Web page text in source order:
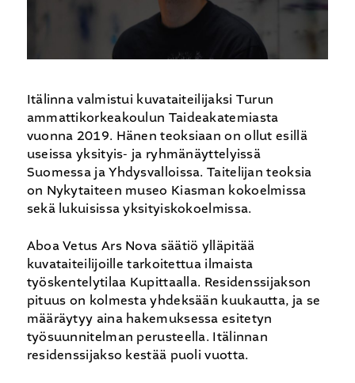
Itälinna valmistui kuvataiteilijaksi Turun
ammattikorkeakoulun Taideakatemiasta
vuonna 2019. Hänen teoksiaan on ollut esillä
useissa yksityis- ja ryhmänäyttelyissä
Suomessa ja Yhdysvalloissa. Taitelijan teoksia
on Nykytaiteen museo Kiasman kokoelmissa
sekä lukuisissa yksityiskokoelmissa.
Aboa Vetus Ars Nova säätiö ylläpitää
kuvataiteilijoille tarkoitettua ilmaista
työskentelytilaa Kupittaalla. Residenssijakson
pituus on kolmesta yhdeksään kuukautta, ja se
määräytyy aina hakemuksessa esitetyn
työsuunnitelman perusteella. Itälinnan
residenssijakso kestää puoli vuotta.